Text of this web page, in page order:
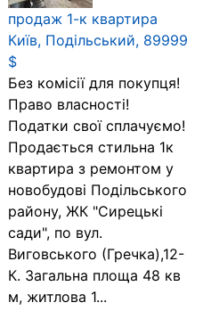
продаж 1-к квартира
Київ, Подільський, 89999
$
Без комісії для покупця!
Право власності!
Податки свої сплачуємо!
Продається стильна 1к
квартира з ремонтом у
новобудові Подільського
району, ЖК "Сирецькі
сади", по вул.
Виговського (Гречка),12-
К. Загальна площа 48 кв
м, житлова 1...